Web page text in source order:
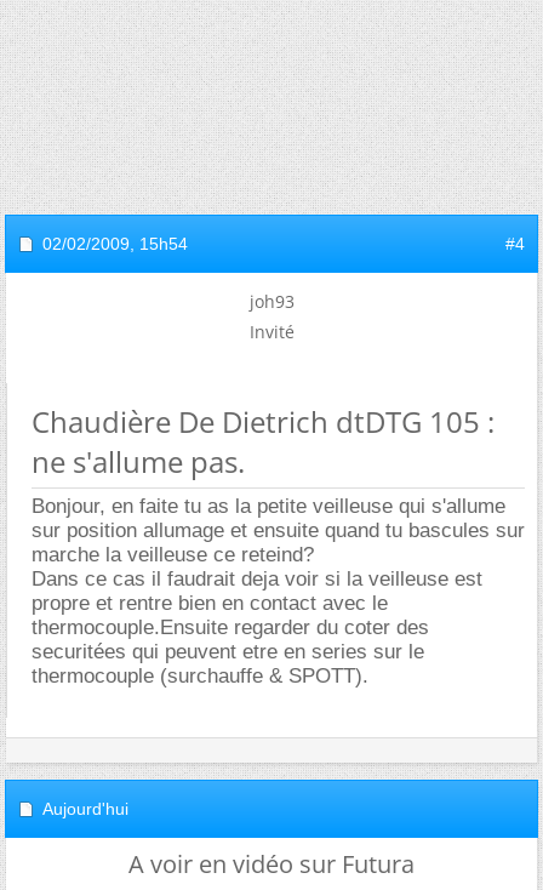
02/02/2009, 15h54 #4
joh93
Invité
Chaudière De Dietrich dtDTG 105 :
ne s'allume pas.
Bonjour, en faite tu as la petite veilleuse qui s'allume
sur position allumage et ensuite quand tu bascules sur
marche la veilleuse ce reteind?
Dans ce cas il faudrait deja voir si la veilleuse est
propre et rentre bien en contact avec le
thermocouple.Ensuite regarder du coter des
securitées qui peuvent etre en series sur le
thermocouple (surchauffe & SPOTT).
Aujourd'hui
A voir en vidéo sur Futura